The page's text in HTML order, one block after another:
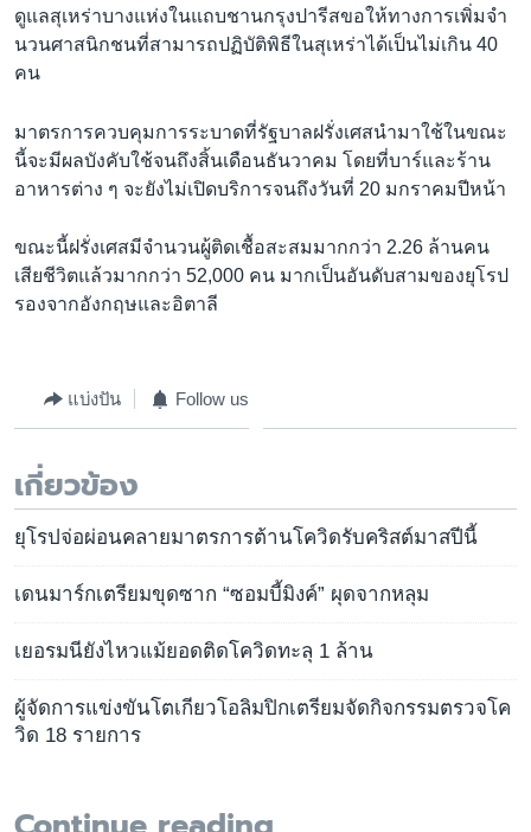
ดูแลสุเหร่าบางแห่งในแถบชานกรุงปารีสขอให้ทางการเพิ่มจำ
นวนศาสนิกชนที่สามารถปฏิบัติพิธีในสุเหร่าได้เป็นไม่เกิน 40
คน
มาตรการควบคุมการระบาดที่รัฐบาลฝรั่งเศสนำมาใช้ในขณะ
นี้จะมีผลบังคับใช้จนถึงสิ้นเดือนธันวาคม โดยที่บาร์และร้าน
อาหารต่าง ๆ จะยังไม่เปิดบริการจนถึงวันที่ 20 มกราคมปีหน้า
ขณะนี้ฝรั่งเศสมีจำนวนผู้ติดเชื้อสะสมมากกว่า 2.26 ล้านคน
เสียชีวิตแล้วมากกว่า 52,000 คน มากเป็นอันดับสามของยุโรป
รองจากอังกฤษและอิตาลี
แบ่งปัน Follow us
เกี่ยวข้อง
ยุโรปจ่อผ่อนคลายมาตรการต้านโควิดรับคริสต์มาสปีนี้
เดนมาร์กเตรียมขุดซาก “ซอมบี้มิงค์” ผุดจากหลุม
เยอรมนียังไหวแม้ยอดติดโควิดทะลุ 1 ล้าน
ผู้จัดการแข่งขันโตเกียวโอลิมปิกเตรียมจัดกิจกรรมตรวจโค
วิด 18 รายการ